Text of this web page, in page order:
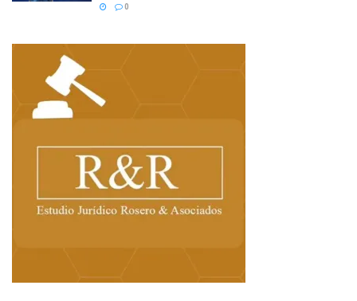
0